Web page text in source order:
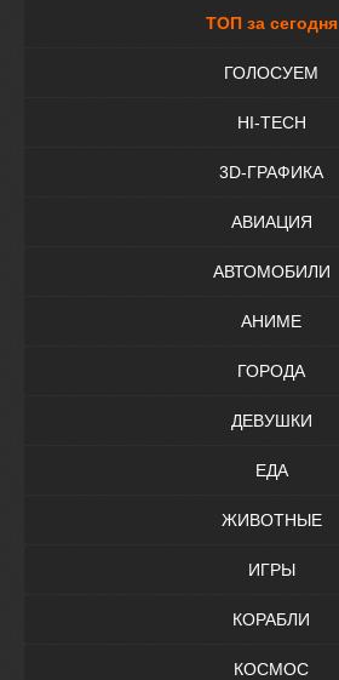
ТОП за сегодня
ГОЛОСУЕМ
HI-TECH
3D-ГРАФИКА
АВИАЦИЯ
АВТОМОБИЛИ
АНИМЕ
ГОРОДА
ДЕВУШКИ
ЕДА
ЖИВОТНЫЕ
ИГРЫ
КОРАБЛИ
КОСМОС